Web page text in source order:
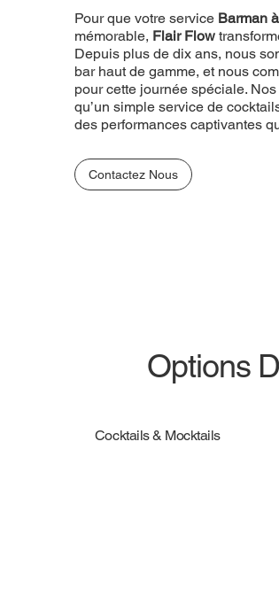
Pour que votre Prestation
Flowtransforme chaque verre
nous sommes spécialisés dans
nous comprenons l'importance
spéciale. Nosbarmans jongleurs
service de cocktails ; ils créent
performances captivantes qui
Contactez Nous
Pour que votre service Barman
mémorable, Flair Flow
Depuis plus de dix ans, nous
bar haut de gamme, et nous
pour cette journée spéciale. Nos
qu’un simple service de
des performances captivantes
Contactez Nous
Options
Cocktails & Mocktails